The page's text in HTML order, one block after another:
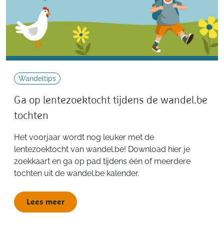
Wandeltips
Ga op lentezoektocht tijdens de wandel.be
tochten
Het voorjaar wordt nog leuker met de
lentezoektocht van wandel.be! Download hier je
zoekkaart en ga op pad tijdens één of meerdere
tochten uit de wandel.be kalender.
Lees meer